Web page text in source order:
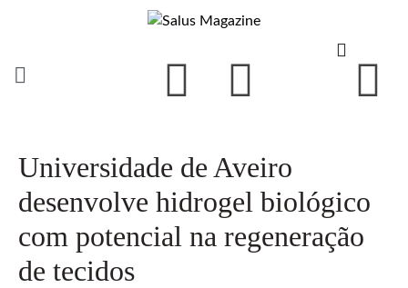
Universidade de Aveiro
desenvolve hidrogel biológico
com potencial na regeneração
de tecidos